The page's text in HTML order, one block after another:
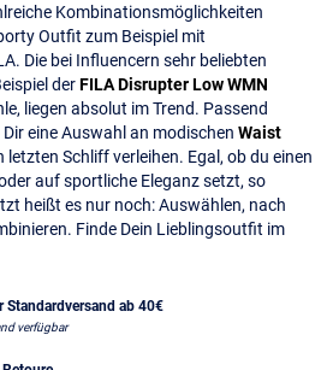
Kombinationsmöglichkeiten
Outfit zum Beispiel mit
Die bei Influencern sehr beliebten
derFILA Disrupter Low WMN
liegen absolut im Trend. Passend
eine Auswahl an modischen Waist
letzten Schliff verleihen. Egal, ob du einen
auf sportliche Eleganz setzt, so
heißt es nur noch: Auswählen, nach
Finde Dein Lieblingsoutfit im
Standardversand ab 40€
verfügbar